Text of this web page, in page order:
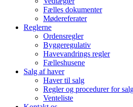
Fælles dokumenter
Mødereferater
Reglerne
Ordensregler
Byggeregulativ
Havevandrings regler
Fælleshusene
Salg af haver
Haver til salg
Regler og procedurer for
Venteliste